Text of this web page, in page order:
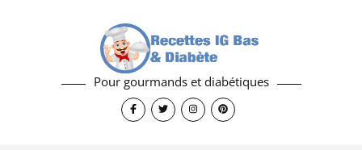
Pour gourmands et diabétiques